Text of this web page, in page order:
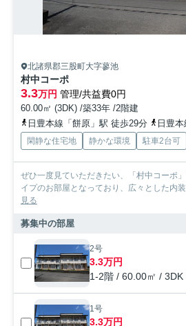
北諸県郡三股町大字蓼池
村中コーポ
3.3万円 管理/共益費0円
60.00㎡ (3DK) /築33年 /2階建
日豊本線「餅原」駅 徒歩29分
日豊
閑静な住宅地 静かな環境 駐車2台可
ぜひ一度見ていただきたい、「村中コーポ
イプのお部屋となっており、広々とした内
見る
募集中の部屋
2号
3.3万円
1-2階 / 60.00㎡ / 3DK
1号
3.3万円